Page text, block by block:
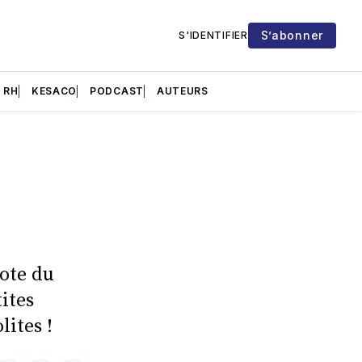
S'IDENTIFIER S’abonner
RH KESACO PODCAST AUTEURS
du
!